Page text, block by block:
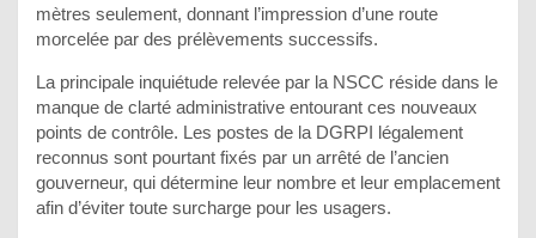
mètres seulement, donnant l’impression d’une route
morcelée par des prélèvements successifs.
La principale inquiétude relevée par la NSCC réside dans le
manque de clarté administrative entourant ces nouveaux
points de contrôle. Les postes de la DGRPI légalement
reconnus sont pourtant fixés par un arrêté de l’ancien
gouverneur, qui détermine leur nombre et leur emplacement
afin d’éviter toute surcharge pour les usagers.